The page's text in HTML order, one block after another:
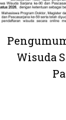
Wisuda